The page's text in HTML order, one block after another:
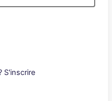
S'inscrire